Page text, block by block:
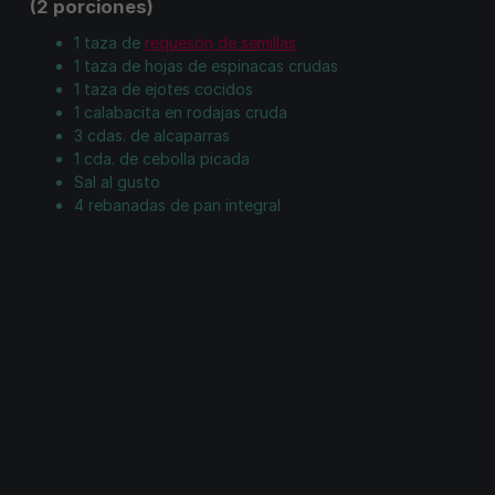
(2 porciones)
1 taza de requesón de semillas
1 taza de hojas de espinacas crudas
1 taza de ejotes cocidos
1 calabacita en rodajas cruda
3 cdas. de alcaparras
1 cda. de cebolla picada
Sal al gusto
4 rebanadas de pan integral